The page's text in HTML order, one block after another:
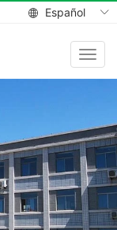
Español